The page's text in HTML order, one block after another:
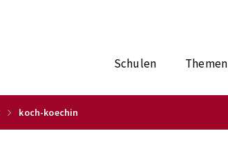
Schulen Themen
koch-koechin